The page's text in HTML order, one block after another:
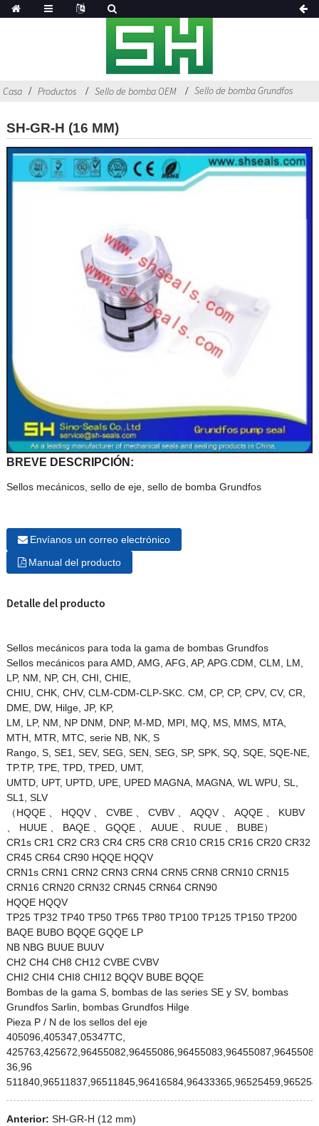
Casa Productos Sello de bomba OEM Sello de bomba Grundfos
SH-GR-H (16 MM)
BREVE DESCRIPCIÓN:
Sellos mecánicos, sello de eje, sello de bomba Grundfos
Envíanos un correo electrónico
Manual del producto
Detalle del producto
Sellos mecánicos para toda la gama de bombas Grundfos
Sellos mecánicos para AMD, AMG, AFG, AP, APG.CDM, CLM, LM,
LP, NM, NP, CH, CHI, CHIE,
CHIU, CHK, CHV, CLM-CDM-CLP-SKC. CM, CP, CP, CPV, CV, CR,
DME, DW, Hilge, JP, KP,
LM, LP, NM, NP DNM, DNP, M-MD, MPI, MQ, MS, MMS, MTA,
MTH, MTR, MTC, serie NB, NK, S
Rango, S, SE1, SEV, SEG, SEN, SEG, SP, SPK, SQ, SQE, SQE-NE,
TP.TP, TPE, TPD, TPED, UMT,
UMTD, UPT, UPTD, UPE, UPED MAGNA, MAGNA, WL WPU, SL,
SL1, SLV
（HQQE 、 HQQV 、 CVBE 、 CVBV 、 AQQV 、 AQQE 、 KUBV
、 HUUE 、 BAQE 、 GQQE 、 AUUE 、 RUUE 、 BUBE）
CR1s CR1 CR2 CR3 CR4 CR5 CR8 CR10 CR15 CR16 CR20 CR32
CR45 CR64 CR90 HQQE HQQV
CRN1s CRN1 CRN2 CRN3 CRN4 CRN5 CRN8 CRN10 CRN15
CRN16 CRN20 CRN32 CRN45 CRN64 CRN90
HQQE HQQV
TP25 TP32 TP40 TP50 TP65 TP80 TP100 TP125 TP150 TP200
BAQE BUBO BQQE GQQE LP
NB NBG BUUE BUUV
CH2 CH4 CH8 CH12 CVBE CVBV
CHI2 CHI4 CHI8 CHI12 BQQV BUBE BQQE
Bombas de la gama S, bombas de las series SE y SV, bombas
Grundfos Sarlin, bombas Grundfos Hilge
Pieza P / N de los sellos del eje
405096,405347,05347TC,
36,96
Anterior: SH-GR-H (12 mm)